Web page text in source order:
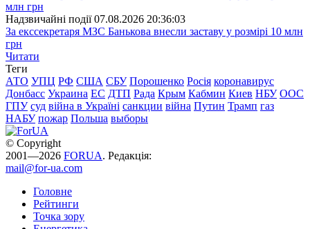
Надзвичайні події 07.08.2026 20:36:03
За екссекретаря МЗС Банькова внесли заставу у розмірі 10 млн
грн
Читати
Теги
АТО УПЦ РФ США СБУ Порошенко Росія коронавирус
Донбасс Украина ЕС ДТП Рада Крым Кабмин Киев НБУ ООС
ГПУ суд війна в Україні санкции війна Путин Трамп газ
НАБУ пожар Польша выборы
© Copyright
2001—2026 FORUA. Редакція:
mail@for-ua.com
Головне
Рейтинги
Точка зору